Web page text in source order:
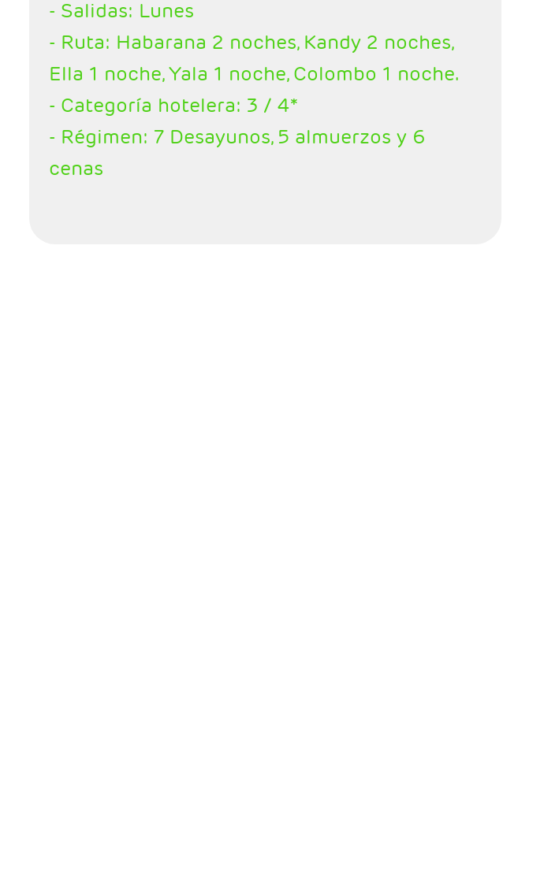
- Salidas: Lunes
- Ruta: Habarana 2 noches, Kandy 2 noches,
Ella 1 noche, Yala 1 noche, Colombo 1 noche.
- Categoría hotelera: 3 / 4*
- Régimen: 7 Desayunos, 5 almuerzos y 6
cenas